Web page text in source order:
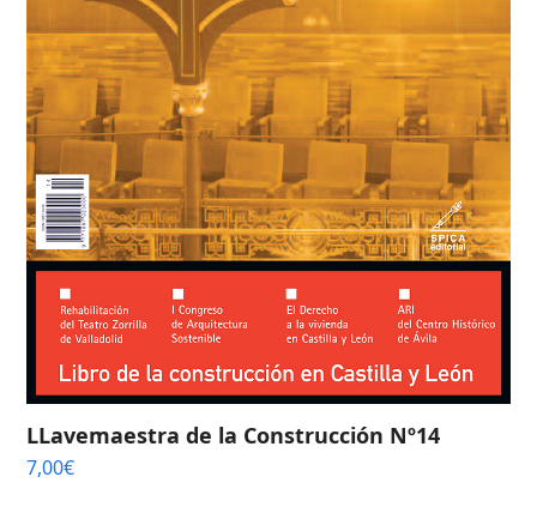
LLavemaestra de la Construcción Nº14
7,00€